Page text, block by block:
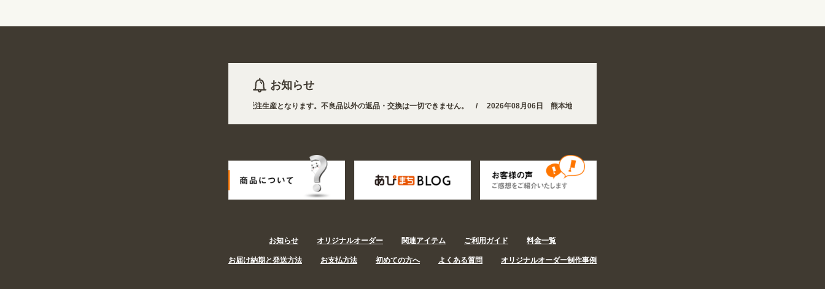
お知らせ
2026年08月06日 商品は一部(ポール・注水台など)を除き受注生産となります。不良品以外の返品・交換は一切できません。 /
2026年08月06日 熊本地方を震源とする地震の影響で、各地において道路状況の悪化や交通規制により
お知らせ オリジナルオーダー 関連アイテム ご利用ガイド 料金一覧
お届け納期と発送方法 お支払方法 初めての方へ よくある質問 オリジナルオーダー制作事例